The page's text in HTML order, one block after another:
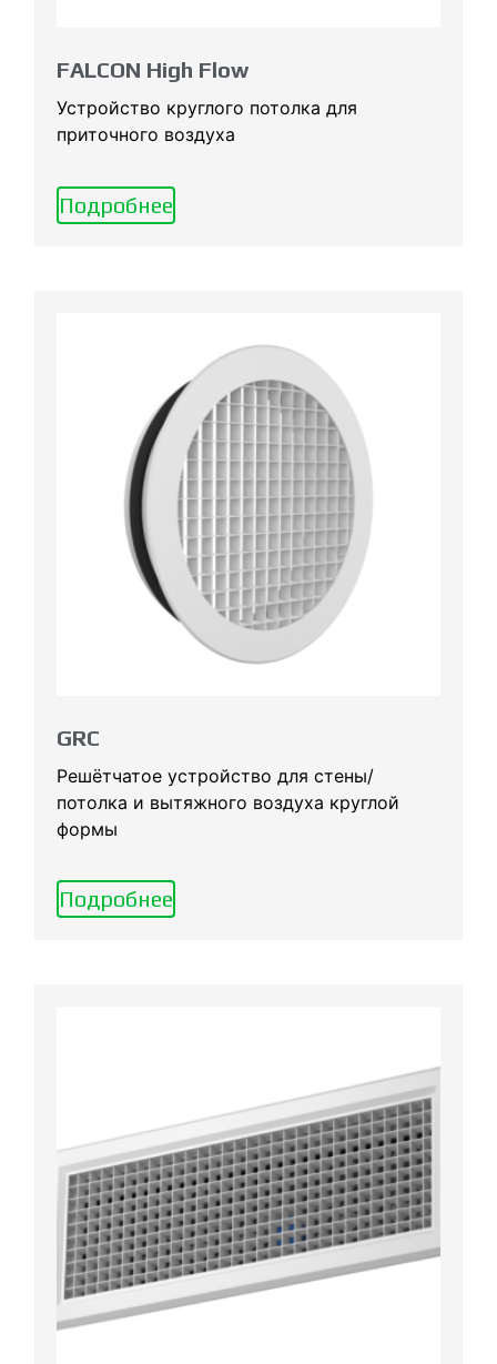
FALCON High Flow
Устройство круглого потолка для
приточного воздуха
Подробнее
GRC
Решётчатое устройство для стены/
потолка и вытяжного воздуха круглой
формы
Подробнее